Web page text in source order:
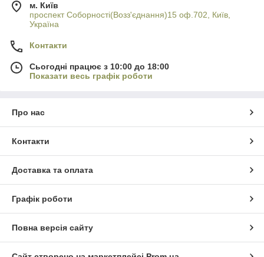
м. Київ
проспект Соборності(Возз'єднання)15 оф.702, Київ,
Україна
Контакти
Сьогодні працює з 10:00 до 18:00
Показати весь графік роботи
Про нас
Контакти
Доставка та оплата
Графік роботи
Повна версія сайту